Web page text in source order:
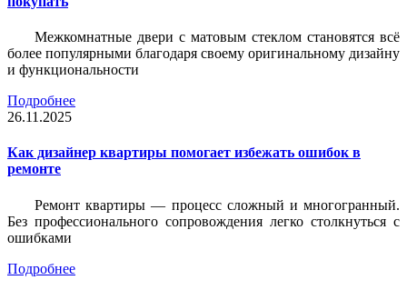
Межкомнатные двери с матовым стеклом становятся всё
более популярными благодаря своему оригинальному дизайну
и функциональности
Подробнее
26.11.2025
Как дизайнер квартиры помогает избежать ошибок в
ремонте
Ремонт квартиры — процесс сложный и многогранный.
Без профессионального сопровождения легко столкнуться с
ошибками
Подробнее